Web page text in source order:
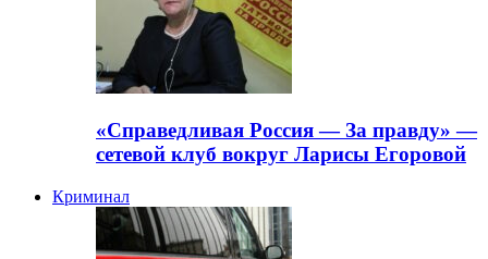
«Справедливая Россия — За правду» —
сетевой клуб вокруг Ларисы Егоровой
Криминал